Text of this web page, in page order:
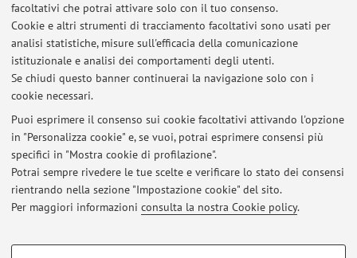
facoltativi che potrai attivare solo con il tuo consenso.
Cookie e altri strumenti di tracciamento facoltativi sono usati per
analisi statistiche, misure sull'efficacia della comunicazione
istituzionale e analisi dei comportamenti degli utenti.
Se chiudi questo banner continuerai la navigazione solo con i
cookie necessari.
Puoi esprimere il consenso sui cookie facoltativi attivando l'opzione
in "Personalizza cookie" e, se vuoi, potrai esprimere consensi più
specifici in "Mostra cookie di profilazione".
Potrai sempre rivedere le tue scelte e verificare lo stato dei consensi
rientrando nella sezione "Impostazione cookie" del sito.
Per maggiori informazioni consulta la nostra Cookie policy.
COOKIE DI PROFILAZIONE - FACOLTATIVI
Risorse in rete
ORCID
Ultimi avvisi
Al momento non sono presenti avvisi.